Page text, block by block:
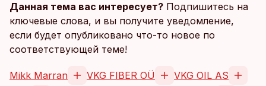
Данная тема вас интересует? Подпишитесь на
ключевые слова, и вы получите уведомление,
если будет опубликовано что-то новое по
соответствующей теме!
Mikk Marran VKG FIBER OÜ
VKG OIL AS